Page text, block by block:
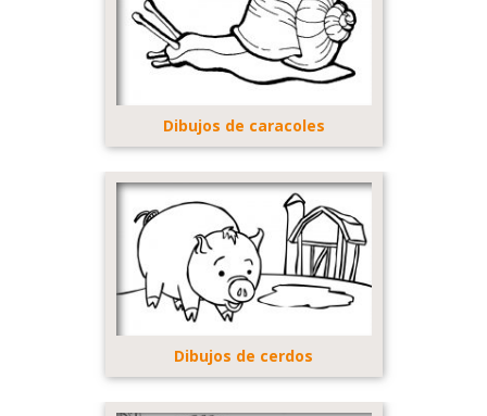
Dibujos de caracoles
Dibujos de cerdos